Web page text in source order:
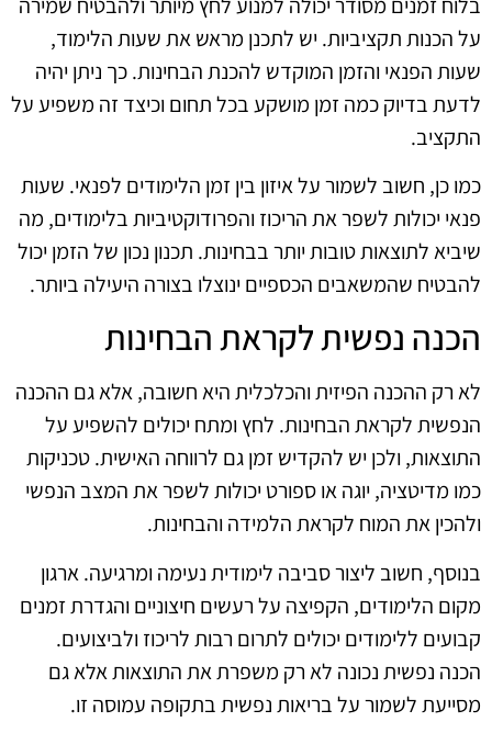
על הכנות תקציביות. יש לתכנן מראש את שעות הלימוד,
שעות הפנאי והזמן המוקדש להכנת הבחינות. כך ניתן יהיה
לדעת בדיוק כמה זמן מושקע בכל תחום וכיצד זה משפיע על
התקציב.
כמו כן, חשוב לשמור על איזון בין זמן הלימודים לפנאי. שעות
פנאי יכולות לשפר את הריכוז והפרודוקטיביות בלימודים, מה
שיביא לתוצאות טובות יותר בבחינות. תכנון נכון של הזמן יכול
להבטיח שהמשאבים הכספיים ינוצלו בצורה היעילה ביותר.
הכנה נפשית לקראת הבחינות
לא רק ההכנה הפיזית והכלכלית היא חשובה, אלא גם ההכנה
הנפשית לקראת הבחינות. לחץ ומתח יכולים להשפיע על
התוצאות, ולכן יש להקדיש זמן גם לרווחה האישית. טכניקות
כמו מדיטציה, יוגה או ספורט יכולות לשפר את המצב הנפשי
ולהכין את המוח לקראת הלמידה והבחינות.
בנוסף, חשוב ליצור סביבה לימודית נעימה ומרגיעה. ארגון
מקום הלימודים, הקפיצה על רעשים חיצוניים והגדרת זמנים
קבועים ללימודים יכולים לתרום רבות לריכוז ולביצועים.
הכנה נפשית נכונה לא רק משפרת את התוצאות אלא גם
מסייעת לשמור על בריאות נפשית בתקופה עמוסה זו.